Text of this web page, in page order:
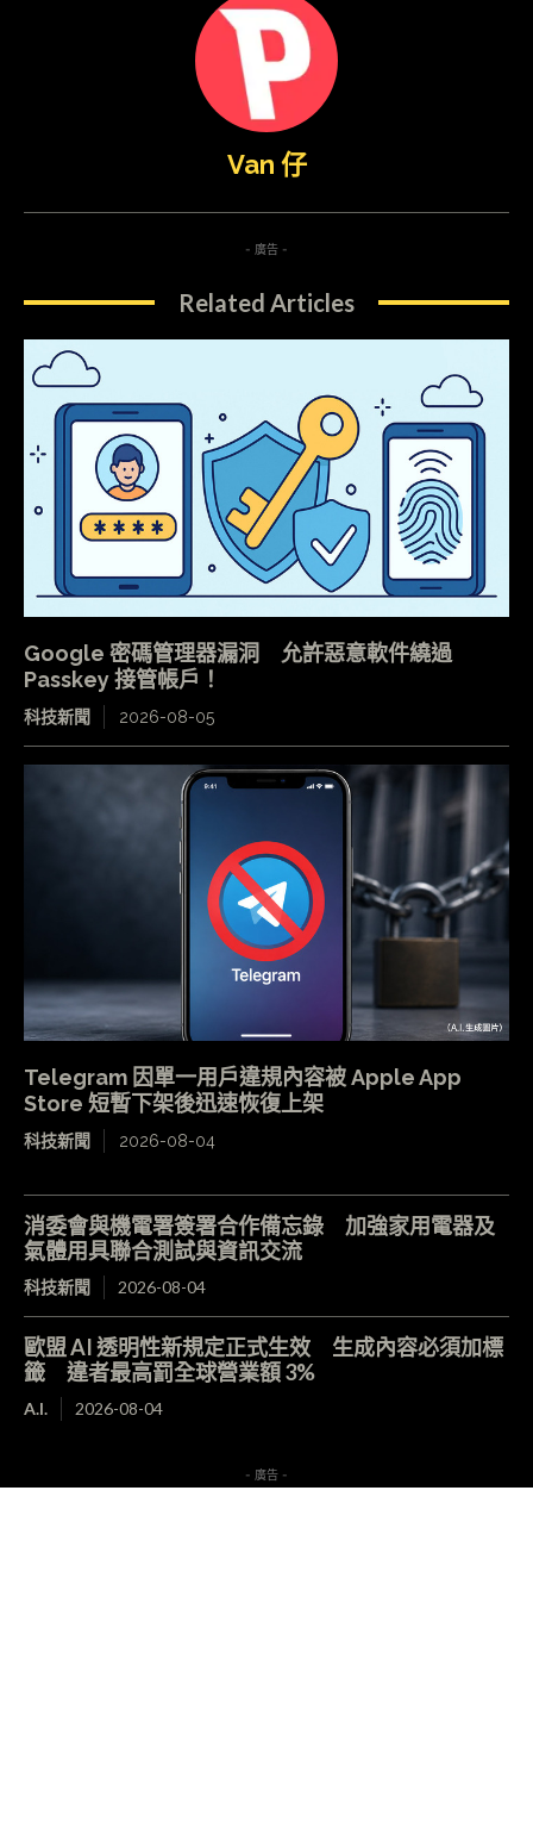
Van 仔
- 廣告 -
Related Articles
Google 密碼管理器漏洞 允許惡意軟件繞過
Passkey 接管帳戶！
科技新聞 2026-08-05
Telegram 因單一用戶違規內容被 Apple App
Store 短暫下架後迅速恢復上架
科技新聞 2026-08-04
消委會與機電署簽署合作備忘錄 加強家用電器及
氣體用具聯合測試與資訊交流
科技新聞 2026-08-04
歐盟 AI 透明性新規定正式生效 生成內容必須加標
籤 違者最高罰全球營業額 3%
A.I. 2026-08-04
- 廣告 -